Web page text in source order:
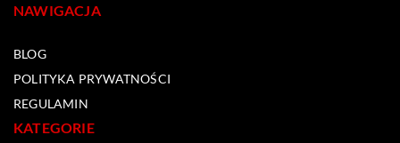
NAWIGACJA
BLOG
POLITYKA PRYWATNOŚCI
REGULAMIN
KATEGORIE